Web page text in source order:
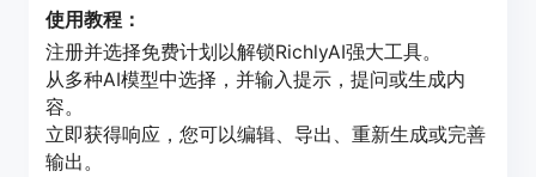
使用教程：
注册并选择免费计划以解锁RichlyAI强大工具。
从多种AI模型中选择，并输入提示，提问或生成内
容。
立即获得响应，您可以编辑、导出、重新生成或完善
输出。